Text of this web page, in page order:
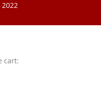
2022
cart: